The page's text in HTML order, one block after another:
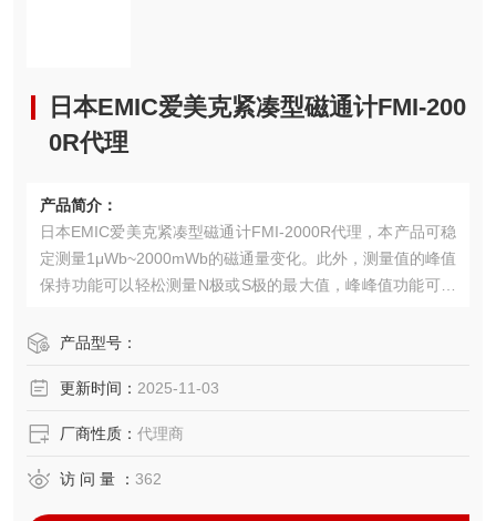
日本EMIC爱美克紧凑型磁通计FMI-200
0R代理
产品简介：
日本EMIC爱美克紧凑型磁通计FMI-2000R代理，本产品可稳
定测量1μWb~2000mWb的磁通量变化。此外，测量值的峰值
保持功能可以轻松测量N极或S极的最大值，峰峰值功能可以
函数得到的值，通过使用比较判断功能设置上限和下限，输
控制功能从外部作，它可以很容易地集成到自动
产品型号：
更新时间： 2025-11-03
厂商性质： 代理商
访 问 量 ： 362